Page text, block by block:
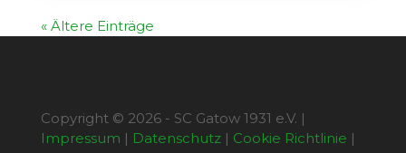
« Ältere Einträge
Copyright © 2026 - SC Gatow 1931 e.V. |
Impressum | Datenschutz| Cookie Richtlinie |